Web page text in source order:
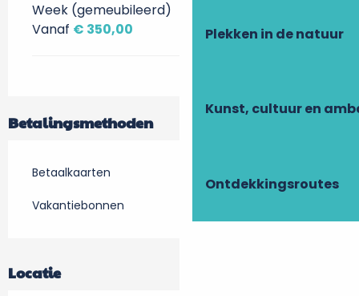
Plekken in de natuur
Kunst, cultuur en
Ontdekkingsroutes
Week (gemeubileerd)
Vanaf € 350,00
Betalingsmethoden
Betaalkaarten
Vakantiebonnen
Locatie